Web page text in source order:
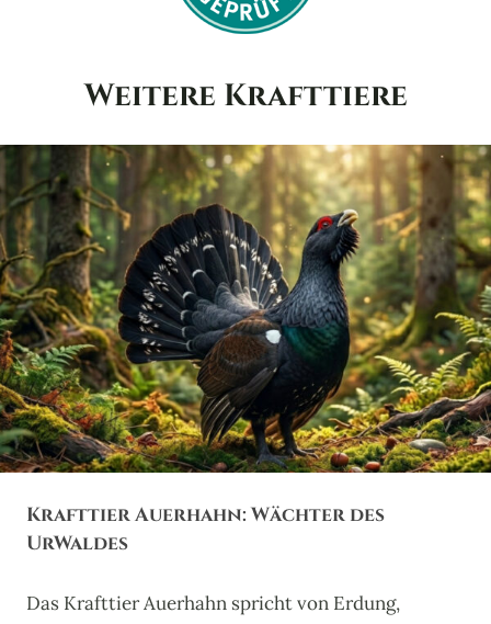
Weitere Krafttiere
Krafttier Auerhahn: Wächter des
UrWaldes
Das Krafttier Auerhahn spricht von Erdung,